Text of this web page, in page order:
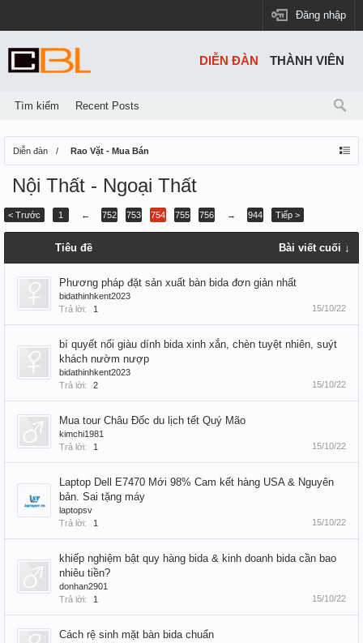
Đăng nhập
Diễn đàn Rao Vặt - Mua Bán
Nội Thất - Ngoại Thất
< Trước 1 ← 752 753 754 755 756 → 944 Tiếp >
Tiêu đề Bài viết cuối ↓
Phương pháp đặt sản xuất bàn bida đơn giản nhất
bidathinhkent2023
Trả lời:
1 15/10/22
bí quyết nổi giàu dính bida xinh xắn, chèn tuyệt nhiên, suýt
khách nườm nượp
bidathinhkent2023
Trả lời:
2 15/10/22
Mua tour Châu Đốc du lịch tết Quý Mão
kimchi1981
Trả lời:
1 15/10/22
Laptop Dell E7470 Mới 98% Cam kết hàng USA & Nguyên
bản. Sai tặng máy
laptopsv
Trả lời:
1 15/10/22
khiếp nghiệm bật quy hàng bida & kinh doanh bida cần bao
nhiêu tiền?
donhan2901
Trả lời:
1 15/10/22
Cách rệ sinh mặt bàn bida chuẩn
DIỄN ĐÀN
Tìm kiếm Recent Posts
THÀNH VIÊN